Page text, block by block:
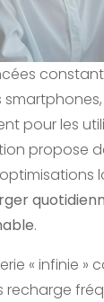
pour les
propose
.
« infinie »
recharge